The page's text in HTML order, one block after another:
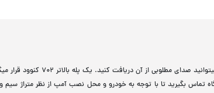
سلام آمپ مذکور بلندگوی6951 سونی را تا 75 درصد راه اندازی می کند و میتوانید صدای مطلوبی از آن
تماس بگیرید تا با توجه به خودرو و محل نصب آمپ از نظر متراژ سیم